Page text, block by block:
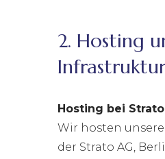
2. Hosting
Hosting bei Strato
Wir hosten
der Strato AG,